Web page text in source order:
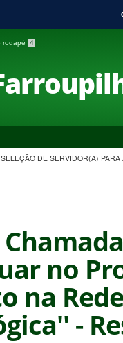
rodapé 4
DE SERVIDOR(A)
no
na
-